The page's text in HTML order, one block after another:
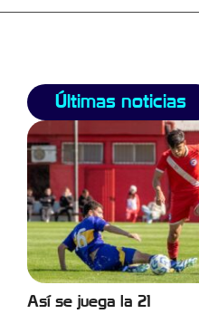
Últimas noticias
Así se juega la 21